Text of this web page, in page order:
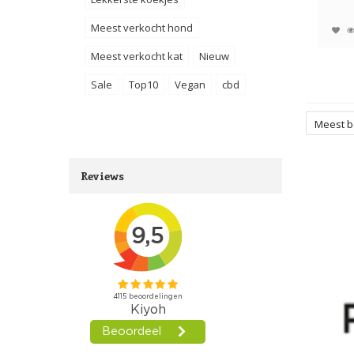
Meest verkocht hond
Meest verkocht kat
Nieuw
Sale
Top10 Vegan cbd
Reviews
Meest